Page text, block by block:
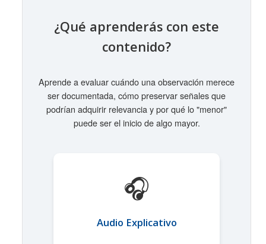
¿Qué aprenderás con este
contenido?
Aprende a evaluar cuándo una observación merece
ser documentada, cómo preservar señales que
podrían adquirir relevancia y por qué lo "menor"
puede ser el inicio de algo mayor.
🎧
Audio Explicativo